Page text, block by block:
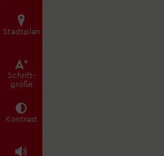
Stadtplan
Schrift­
größe
Kontrast